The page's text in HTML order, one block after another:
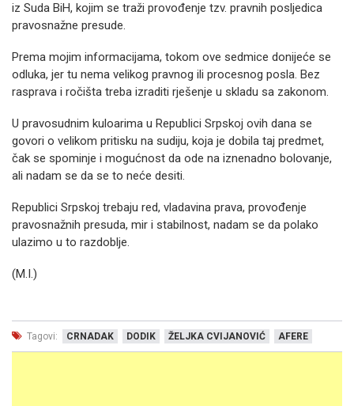
iz Suda BiH, kojim se traži provođenje tzv. pravnih posljedica
pravosnažne presude.
Prema mojim informacijama, tokom ove sedmice donijeće se
odluka, jer tu nema velikog pravnog ili procesnog posla. Bez
rasprava i ročišta treba izraditi rješenje u skladu sa zakonom.
U pravosudnim kuloarima u Republici Srpskoj ovih dana se
govori o velikom pritisku na sudiju, koja je dobila taj predmet,
čak se spominje i mogućnost da ode na iznenadno bolovanje,
ali nadam se da se to neće desiti.
Republici Srpskoj trebaju red, vladavina prava, provođenje
pravosnažnih presuda, mir i stabilnost, nadam se da polako
ulazimo u to razdoblje.
(M.I.)
Tagovi: CRNADAK DODIK ŽELJKA CVIJANOVIĆ AFERE